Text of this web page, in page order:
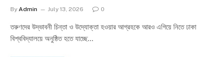
By Admin July 13, 2026 0
তরুণদের উদ্ভাবনী চিন্তা ও উদ্যোক্তা হওয়ার আগ্রহকে আরও এগিয়ে নিতে ঢাকা
বিশ্ববিদ্যালয়ে অনুষ্ঠিত হতে যাচ্ছে…